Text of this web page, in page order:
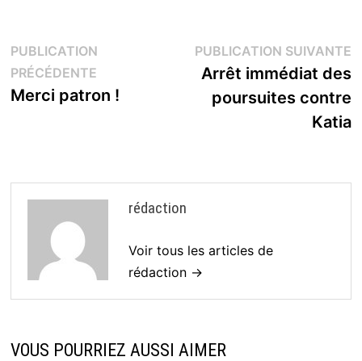
Navigation
de
PUBLICATION
PRÉCÉDENTEPublication
précédente :
Merci patron !
PUBLICATION SUIVANTE
Arrêt immédiat des
poursuites contre
Katia
rédaction
Voir tous les articles de
rédaction →
VOUS POURRIEZ AUSSI AIMER